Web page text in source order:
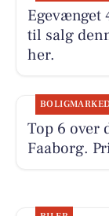
Egevænget
til salg
her.
Top 6 over
Faaborg.